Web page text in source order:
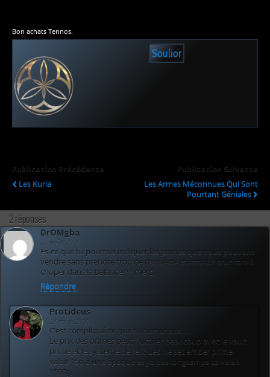
Bon achats Tennos.
Soulior
Publication Précédente
Les Kuria
Publication Suivante
Les Armes Méconnues Qui Sont
Pourtant Géniales
2 réponses
DrOMgba
27 août 2016
Es-ce que tu pourrais indiquer les primes que nous pouvons
vendre sans prendre trop de risque de mettre un truc rare à
choper dans la balance ^^ merci
Répondre
Protideus
27 août 2016
C’est compliqué ce que tu demandes …
Le prix des primes peut fluctuer beaucoup avec le vault
prime et le systeme de reliques : le set ember prime
valait 15p à une époque et ya pas longtemps ca valait
1500p.